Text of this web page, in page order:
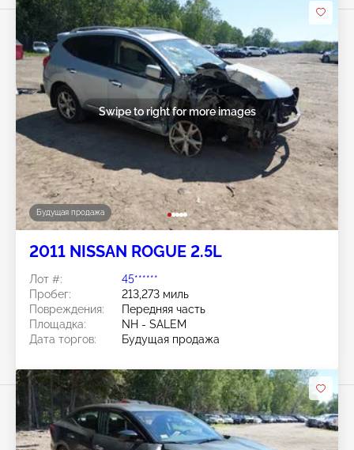
Будущая продажа
Swipe to right for more images
2011 NISSAN ROGUE 2.5L
Лот #:
45******
Пробег:
213,273 миль
Повреждения:
Передняя часть
Площадка:
NH - SALEM
Дата торгов:
Будущая продажа